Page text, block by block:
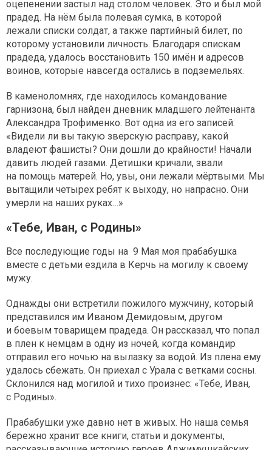
оцепенении застыл над столом человек. Это и был мой
прадед. На нём была полевая сумка, в которой
лежали списки солдат, а также партийный билет, по
которому установили личность. Благодаря спискам
прадеда, удалось восстановить 150 имён и адресов
воинов, которые навсегда остались в подземельях.
В каменоломнях, где находилось командование
гарнизона, был найден дневник младшего лейтенанта
Александра Трофименко. Вот одна из его записей:
«Видели ли вы такую зверскую расправу, какой
владеют фашисты? Они дошли до крайности! Начали
давить людей газами. Детишки кричали, звали
на помощь матерей. Но, увы, они лежали мёртвыми. Мы
вытащили четырех ребят к выходу, но напрасно. Они
умерли на наших руках…»
«Тебе, Иван, с Родины»
Все последующие годы на 9 Мая моя прабабушка
вместе с детьми ездила в Керчь на могилу к своему
мужу.
Однажды они встретили пожилого мужчину, который
представился им Иваном Демидовым, другом
и боевым товарищем прадеда. Он рассказал, что попал
в плен к немцам в одну из ночей, когда командир
отправил его ночью на вылазку за водой. Из плена ему
удалось сбежать. Он приехал с Урала с ветками сосны.
Склонился над могилой и тихо произнес: «Тебе, Иван,
с Родины».
Прабабушки уже давно нет в живых. Но наша семья
бережно хранит все книги, статьи и документы,